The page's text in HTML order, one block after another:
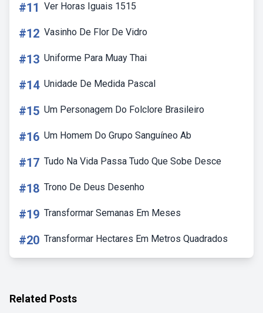
#11 Ver Horas Iguais 1515
#12 Vasinho De Flor De Vidro
#13 Uniforme Para Muay Thai
#14 Unidade De Medida Pascal
#15 Um Personagem Do Folclore Brasileiro
#16 Um Homem Do Grupo Sanguíneo Ab
#17 Tudo Na Vida Passa Tudo Que Sobe Desce
#18 Trono De Deus Desenho
#19 Transformar Semanas Em Meses
#20 Transformar Hectares Em Metros Quadrados
Related Posts